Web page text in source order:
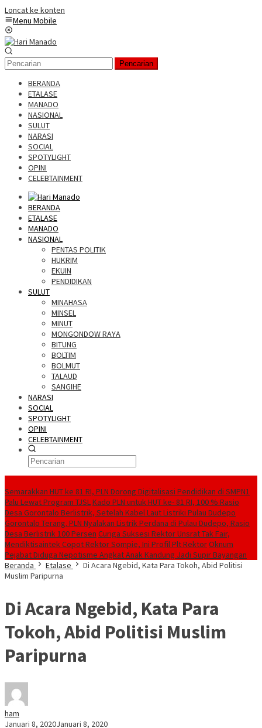
Loncat ke konten
Menu Mobile
Pencarian
BERANDA
ETALASE
MANADO
NASIONAL
SULUT
NARASI
SOCIAL
SPOTYLIGHT
OPINI
CELEBTAINMENT
BERANDA
ETALASE
MANADO
NASIONAL
PENTAS POLITIK
HUKRIM
EKUIN
PENDIDIKAN
SULUT
MINAHASA
MINSEL
MINUT
MONGONDOW RAYA
BITUNG
BOLTIM
BOLMUT
TALAUD
SANGIHE
NARASI
SOCIAL
SPOTYLIGHT
OPINI
CELEBTAINMENT
Semarakkan HUT ke 81 RI, PLN Dorong Digitalisasi Pendidikan di SMPN1
Palu Lewat Program TJSLKado PLN untuk HUT ke- 81 RI, 100 % Rasio
Desa Gorontalo Berlistrik, Setelah Kabel Laut Listriki Pulau Dudepo
Gorontalo Terang. PLN Nyalakan Listrik Perdana di Pulau Dudepo, Rasio
Desa Berlistrik 100 Persen Curiga Suksesi Rektor Unsrat Tak Fair,
Mendiktisaintek Copot Rektor Sompie, Ini Profil Plt RektorOknum
Pejabat Diduga Nepotisme Angkat Anak Kandung Jadi Supir Bayangan
Beranda
Etalase
Di Acara Ngebid, Kata Para Tokoh, Abid Politisi
Muslim Paripurna
Di Acara Ngebid, Kata Para
Tokoh, Abid Politisi Muslim
Paripurna
ham
Januari 8, 2020Januari 8, 2020